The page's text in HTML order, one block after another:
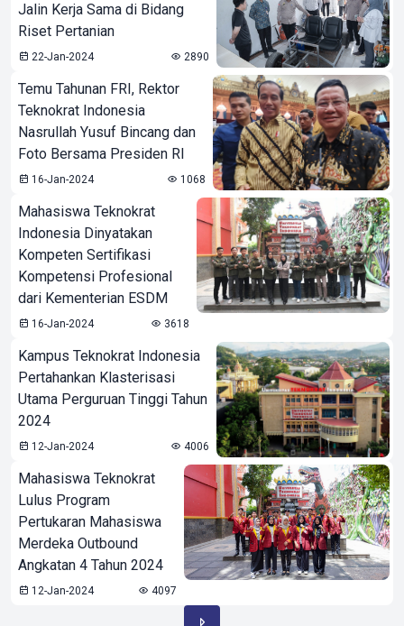
Jalin Kerja Sama di Bidang
Riset Pertanian
22-Jan-2024 2890
Temu Tahunan FRI, Rektor
Teknokrat Indonesia
Nasrullah Yusuf Bincang dan
Foto Bersama Presiden RI
16-Jan-2024 1068
Mahasiswa Teknokrat
Indonesia Dinyatakan
Kompeten Sertifikasi
Kompetensi Profesional
dari Kementerian ESDM
16-Jan-2024 3618
Kampus Teknokrat Indonesia
Pertahankan Klasterisasi
Utama Perguruan Tinggi Tahun
2024
12-Jan-2024 4006
Mahasiswa Teknokrat
Lulus Program
Pertukaran Mahasiswa
Merdeka Outbound
Angkatan 4 Tahun 2024
12-Jan-2024 4097